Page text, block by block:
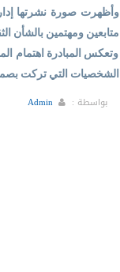
وأظهرت صورة نشرتها
متابعين ومهتمين بالشأن
وتعكس المبادرة اهتمام
الشخصيات التي تركت
بواسطة : Admin